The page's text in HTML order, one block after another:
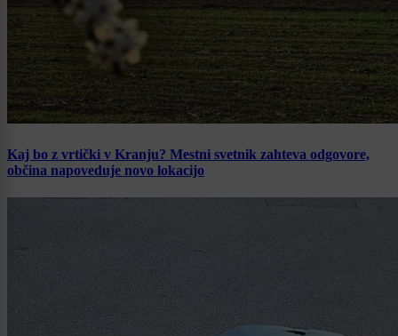
Kaj bo z vrtički v Kranju? Mestni svetnik zahteva odgovore,
občina napoveduje novo lokacijo